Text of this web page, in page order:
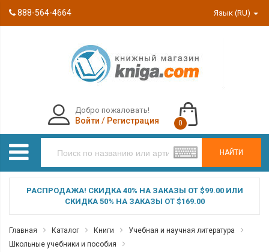
888-564-4664 Язык (RU)
НАЙТИ
Добро пожаловать!
Войти / Регистрация 0
РАСПРОДАЖА! СКИДКА 40% НА ЗАКАЗЫ ОТ $99.00 ИЛИ
СКИДКА 50% НА ЗАКАЗЫ ОТ $169.00
Главная Каталог Книги
Учебная и научная литература
Школьные учебники и пособия